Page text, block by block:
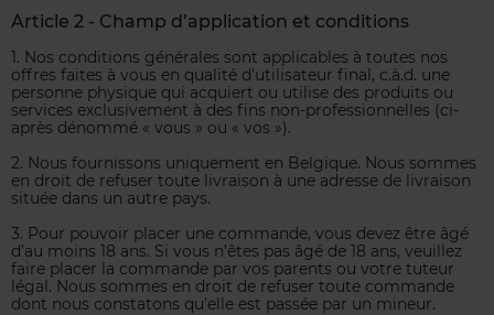
Article 2 - Champ d’application et conditions
1. Nos conditions générales sont applicables à toutes nos
offres faites à vous en qualité d’utilisateur final, c.à.d. une
personne physique qui acquiert ou utilise des produits ou
services exclusivement à des fins non-professionnelles (ci-
après dénommé « vous » ou « vos »).
2. Nous fournissons uniquement en Belgique. Nous sommes
en droit de refuser toute livraison à une adresse de livraison
située dans un autre pays.
3. Pour pouvoir placer une commande, vous devez être âgé
d’au moins 18 ans. Si vous n’êtes pas âgé de 18 ans, veuillez
faire placer la commande par vos parents ou votre tuteur
légal. Nous sommes en droit de refuser toute commande
dont nous constatons qu’elle est passée par un mineur.